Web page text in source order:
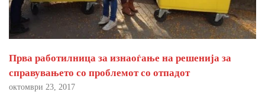
Прва работилница за изнаоѓање на решенија за
справувањето со проблемот со отпадот
октомври 23, 2017